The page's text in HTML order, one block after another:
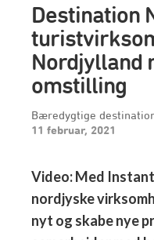
Destination
Nordjylland
omstilling
Bæredygtige
11 februar, 2021
Video: Med
nordjyske
nyt og skabe nye